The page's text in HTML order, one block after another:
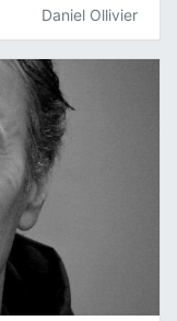
Daniel Ollivier